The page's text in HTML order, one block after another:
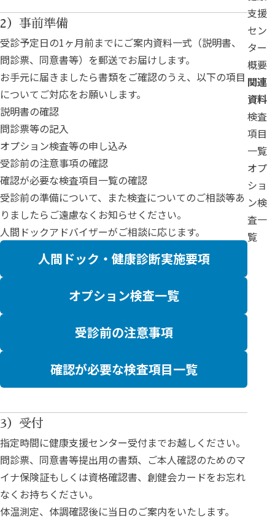
2）事前準備
受診予定日の1ヶ月前までにご案内資料一式（説明書、
問診票、同意書等）を郵送でお届けします。
お手元に届きましたら書類をご確認のうえ、以下の項目
についてご対応をお願いします。
説明書の確認
問診票等の記入
オプション検査等の申し込み
受診前の注意事項の確認
確認が必要な検査項目一覧の確認
受診前の準備について、また検査についてのご相談等あ
りましたらご遠慮なくお知らせください。
人間ドックアドバイザーがご相談に応じます。
人間ドック・健康診断実施要項
オプション検査一覧
受診前の注意事項
確認が必要な検査項目一覧
3）受付
指定時間に健康支援センター受付までお越しください。
問診票、同意書等提出用の書類、ご本人確認のためのマ
イナ保険証もしくは資格確認書、創健会カードをお忘れ
なくお持ちください。
体温測定、体調確認後に当日のご案内をいたします。
支援
セン
ター
概要
関連
資料
検査
項目
一覧
オプ
ショ
ン検
査一
覧